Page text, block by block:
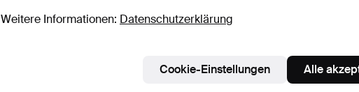
Weitere Informationen: Datenschutzerklärung
Cookie-Einstellungen Alle